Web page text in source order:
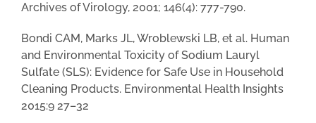
Archives of Virology, 2001; 146(4): 777-790.
Bondi CAM, Marks JL, Wroblewski LB, et al. Human
and Environmental Toxicity of Sodium Lauryl
Sulfate (SLS): Evidence for Safe Use in Household
Cleaning Products. Environmental Health Insights
2015:9 27–32